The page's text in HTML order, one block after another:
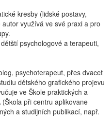
kresby (lidské postavy,
využívá ve své praxi a pro
psychologové a terapeuti,
psychoterapeut, přes dvacet
dětského grafického projevu
ve Škole praktických a
při centru aplikovane
a studijních publikací, např.